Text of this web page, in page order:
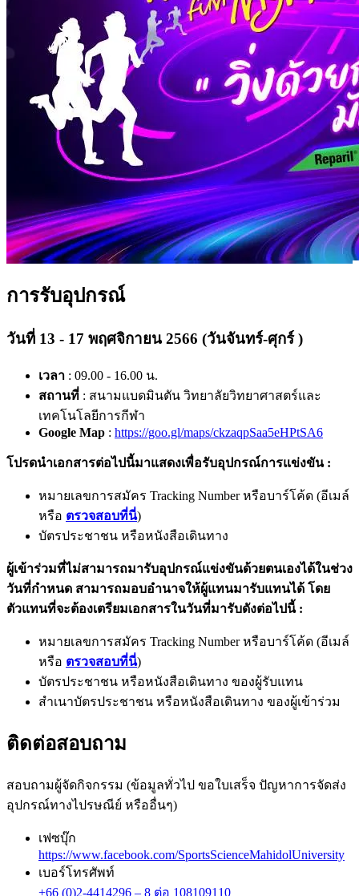
การรับอุปกรณ์
วันที่ 13 - 17 พฤศจิกายน 2566 (วันจันทร์-ศุกร์ )
เวลา : 09.00 - 16.00 น.
สถานที่ : สนามแบดมินตัน วิทยาลัยวิทยาศาสตร์และ
เทคโนโลยีการกีฬา
Google Map : https://goo.gl/maps/ckzaqpSaa5eHPtSA6
โปรดนำเอกสารต่อไปนี้มาแสดงเพื่อรับอุปกรณ์การแข่งขัน :
หมายเลขการสมัคร Tracking Number หรือบาร์โค้ด (อีเมล์
หรือ ตรวจสอบที่นี่)
บัตรประชาชน หรือหนังสือเดินทาง
ผู้เข้าร่วมที่ไม่สามารถมารับอุปกรณ์แข่งขันด้วยตนเองได้ในช่วง
วันที่กำหนด สามารถมอบอำนาจให้ผู้แทนมารับแทนได้ โดย
ตัวแทนที่จะต้องเตรียมเอกสารในวันที่มารับดังต่อไปนี้ :
หมายเลขการสมัคร Tracking Number หรือบาร์โค้ด (อีเมล์
หรือ ตรวจสอบที่นี่)
บัตรประชาชน หรือหนังสือเดินทาง ของผู้รับแทน
สำเนาบัตรประชาชน หรือหนังสือเดินทาง ของผู้เข้าร่วม
ติดต่อสอบถาม
สอบถามผู้จัดกิจกรรม (ข้อมูลทั่วไป ขอใบเสร็จ ปัญหาการจัดส่ง
อุปกรณ์ทางไปรษณีย์ หรืออื่นๆ)
เฟซบุ๊ก
https://www.facebook.com/SportsScienceMahidolUniversity
เบอร์โทรศัพท์
+66 (0)2-4414296 – 8 ต่อ 108109110